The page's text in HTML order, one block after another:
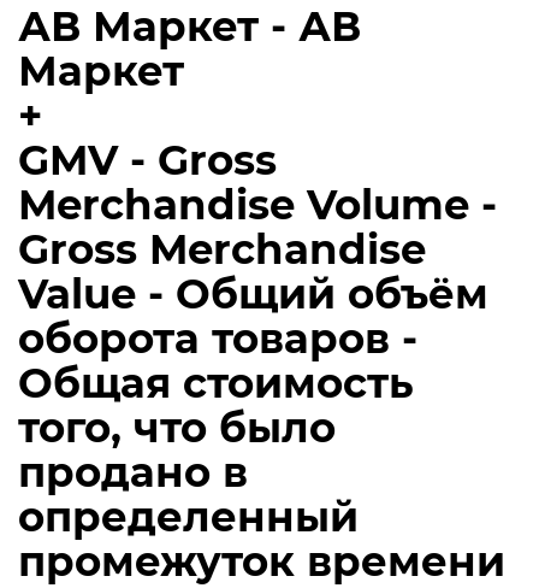
АВ Маркет - АВ
Маркет
+
GMV - Gross
Merchandise Volume -
Gross Merchandise
Value - Общий объём
оборота товаров -
Общая стоимость
того, что было
продано в
определенный
промежуток времени